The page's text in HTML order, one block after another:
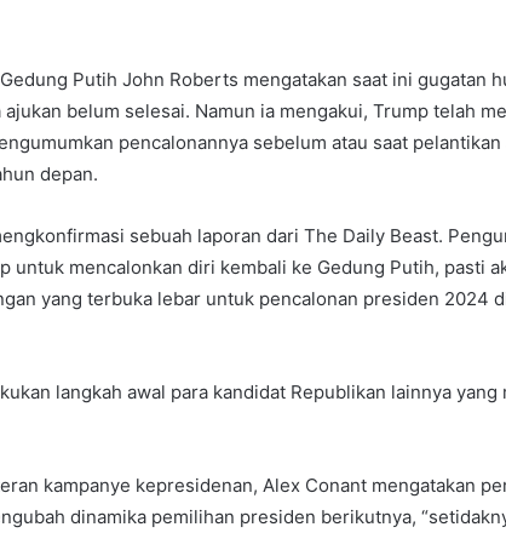
Putih John Roberts mengatakan saat ini gugatan
belum selesai. Namun ia mengakui, Trump telah
pencalonannya sebelum atau saat
depan.
sebuah laporan dari The Daily Beast.
untuk mencalonkan diri kembali ke Gedung Putih, pasti
yang terbuka lebar untuk pencalonan presiden 2024
langkah awal para kandidat Republikan lainnya yang
kampanye kepresidenan, Alex Conant mengatakan
dinamika pemilihan presiden berikutnya,